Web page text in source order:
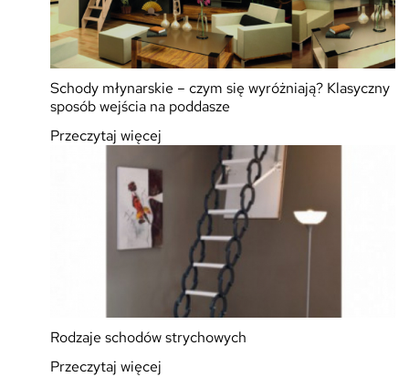
Schody młynarskie – czym się wyróżniają? Klasyczny
sposób wejścia na poddasze
Przeczytaj więcej
Rodzaje schodów strychowych
Przeczytaj więcej